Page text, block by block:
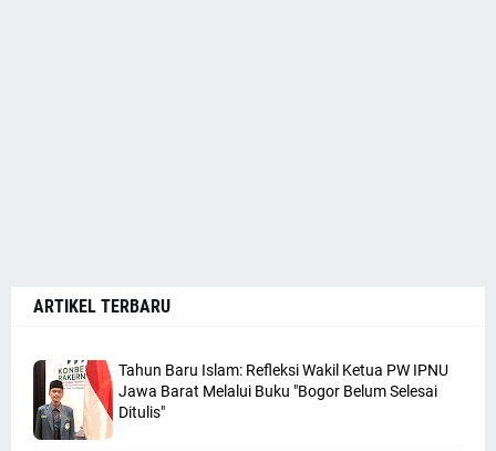
ARTIKEL TERBARU
Tahun Baru Islam: Refleksi Wakil Ketua PW IPNU
Jawa Barat Melalui Buku "Bogor Belum Selesai
Ditulis"